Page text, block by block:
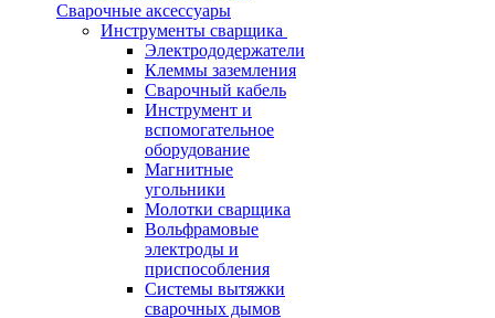
Сварочные аксессуары
Инструменты сварщика
Электрододержатели
Клеммы заземления
Сварочный кабель
Инструмент и
вспомогательное
оборудование
Магнитные
угольники
Молотки сварщика
Вольфрамовые
электроды и
приспособления
Системы вытяжки
сварочных дымов